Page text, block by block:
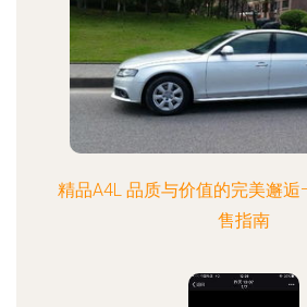
精品A4L 品质与价值的完美邂
售指南